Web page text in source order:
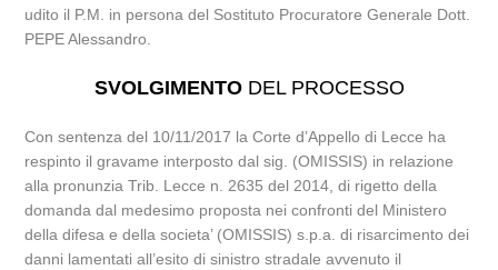
udito il P.M. in persona del Sostituto Procuratore Generale Dott.
PEPE Alessandro.
SVOLGIMENTODEL PROCESSO
Con sentenza del 10/11/2017 la Corte d’Appello di Lecce ha
respinto il gravame interposto dal sig. (OMISSIS) in relazione
alla pronunzia Trib. Lecce n. 2635 del 2014, di rigetto della
domanda dal medesimo proposta nei confronti del Ministero
della difesa e della societa’ (OMISSIS) s.p.a. di risarcimento dei
danni lamentati all’esito di sinistro stradale avvenuto il